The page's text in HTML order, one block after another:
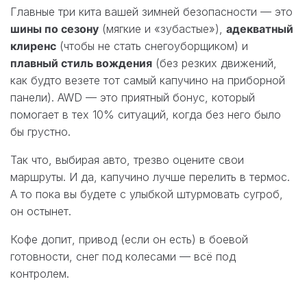
Главные три кита вашей зимней безопасности — это
шины по сезону (мягкие и «зубастые»), адекватный
клиренс (чтобы не стать снегоуборщиком) и
плавный стиль вождения (без резких движений,
как будто везете тот самый капучино на приборной
панели). AWD — это приятный бонус, который
помогает в тех 10% ситуаций, когда без него было
бы грустно.
Так что, выбирая авто, трезво оцените свои
маршруты. И да, капучино лучше перелить в термос.
А то пока вы будете с улыбкой штурмовать сугроб,
он остынет.
Кофе допит, привод (если он есть) в боевой
готовности, снег под колесами — всё под
контролем.